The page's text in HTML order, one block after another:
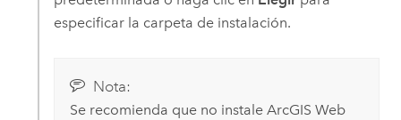
especificar la carpeta de instalación.
Nota:
Se recomienda que no instale ArcGIS Web